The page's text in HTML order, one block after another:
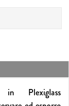
Plexiglass